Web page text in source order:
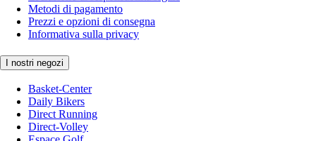
Metodi di pagamento
Prezzi e opzioni di consegna
Informativa sulla privacy
I nostri negozi
Basket-Center
Daily Bikers
Direct Running
Direct-Volley